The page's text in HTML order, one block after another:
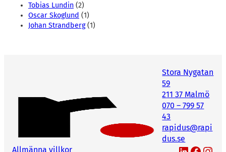
Tobias Lundin (2)
Oscar Skoglund (1)
Johan Strandberg(1)
Stora Nygatan
59
211 37 Malmö
070 – 799 57
43
rapidus@rapi
dus.se
Allmänna villkor